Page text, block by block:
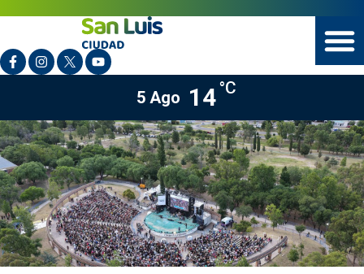
5 Ago 14°C